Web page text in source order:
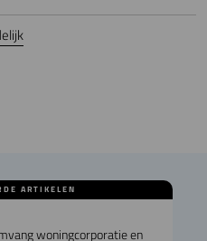
ARTIKELEN
woningcorporatie en